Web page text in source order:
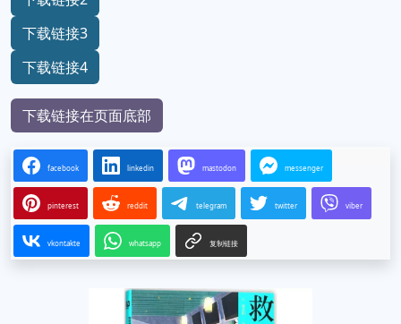
下载链接3
下载链接4
下载链接在页面底部
facebook linkedin mastodon messenger
pinterest reddit telegram twitter viber
vkontakte whatsapp 复制链接